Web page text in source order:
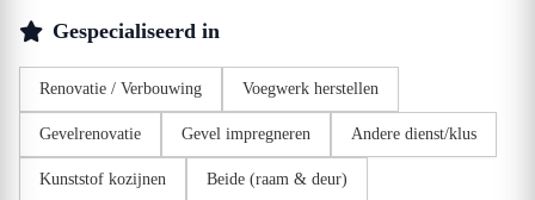
Gespecialiseerd in
Renovatie / Verbouwing Voegwerk herstellen
Gevelrenovatie Gevel impregneren Andere dienst/klus
Kunststof kozijnen Beide (raam & deur)